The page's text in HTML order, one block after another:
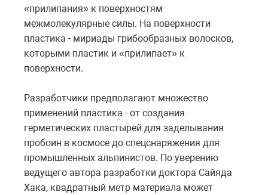
«прилипания» к поверхностям
межмолекулярные силы. На поверхности
пластика - мириады грибообразных волосков,
которыми пластик и «прилипает» к
поверхности.
Разработчики предполагают множество
применений пластика - от создания
герметических пластырей для заделывания
пробоин в космосе до спецснаряжения для
промышленных альпинистов. По уверению
ведущего автора разработки доктора Сайяда
Хака, квадратный метр материала может